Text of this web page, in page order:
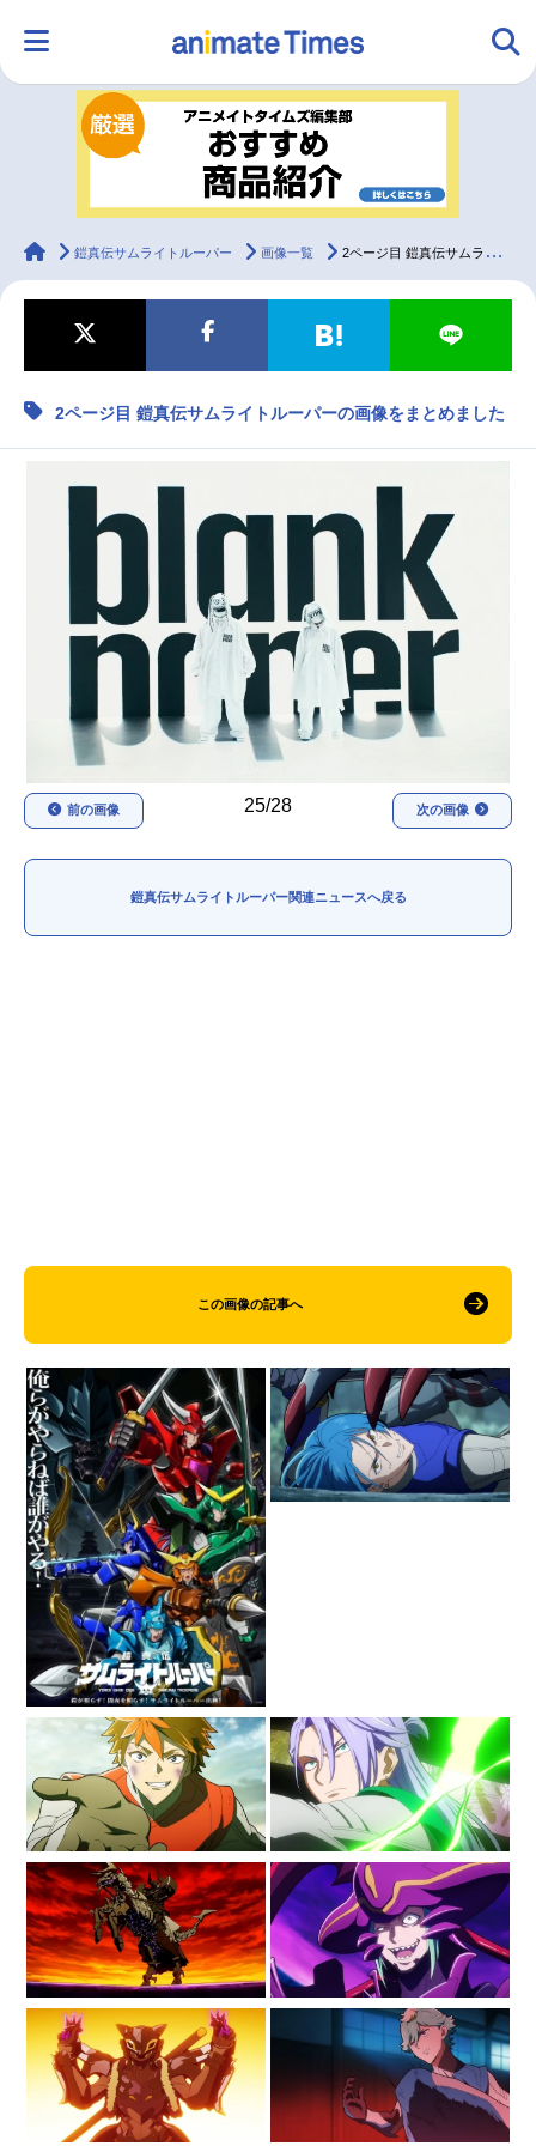
ランキング アニメ
ラジオ グッズ
マンガ・ラノベ ゲーム・アプリ 音楽 コスプレ
配信・Vtuber 無料マンガ
アニメ記事一覧 声優記事一覧
実写化映画一覧
今期アニメ曜日別一覧
夏アニメ
秋アニメ 冬アニメ
男性声優/女性声優一覧
animateTimes
鎧真伝サムライトルーパー 画像一覧 2ページ目 鎧真伝サムライトルーパーの画像をまとめました
2ページ目 鎧真伝サムライトルーパーの画像をまとめました
25/28
前の画像 次の画像
鎧真伝サムライトルーパー関連ニュースへ戻る
この画像の記事へ